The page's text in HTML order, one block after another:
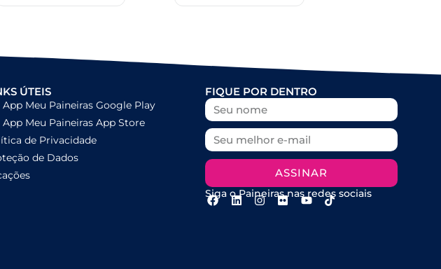
ÚTEIS
App Meu Paineiras Google Play
App Meu Paineiras App Store
de Privacidade
de Dados
FIQUE POR DENTRO
ASSINAR
Siga o Paineiras nas redes sociais